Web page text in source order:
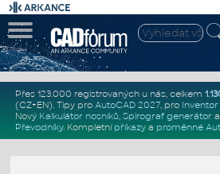
Přes 123.000 registrovaných u nás, celkem
(CZ+EN). Tipy pro AutoCAD 2027, pro
Nový Kalkulátor nosníků, Spirograf generátor a
Převodníky. Kompletní příkazya proměnné